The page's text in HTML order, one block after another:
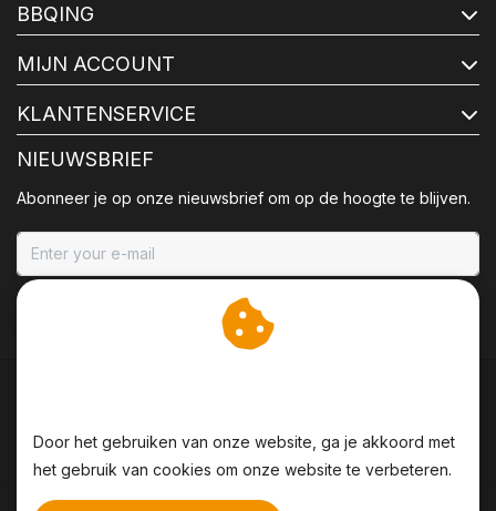
BBQING
MIJN ACCOUNT
KLANTENSERVICE
NIEUWSBRIEF
Abonneer je op onze nieuwsbrief om op de hoogte te blijven.
Door het gebruiken van onze website, ga je akkoord met
het gebruik van cookies om onze website te verbeteren.